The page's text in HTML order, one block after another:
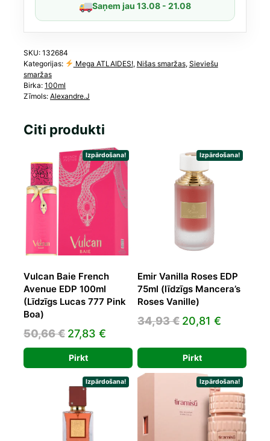
sievietēm
Saņem jau 13.08 - 21.08
SKU: 132684
Kategorijas:
Mega ATLAIDES!, Nišas smaržas, Sieviešu
smaržas
Birka: 100ml
Zīmols: Alexandre.J
Citi produkti
Izpārdošana!
Vulcan Baie French
Avenue EDP 100ml
(Līdzīgs Lucas 777 Pink
Boa)
50,66€ Original
price
was:
50,66 €.
27,83 €
price
is:
27,83 €.
Pirkt
Izpārdošana!
Emir Vanilla Roses EDP
75ml (līdzīgs Mancera’s
Roses Vanille)
34,93€ Original
was:
34,93 €.
20,81 €
20,81 €.
Pirkt
Izpārdošana! Izpārdošana!